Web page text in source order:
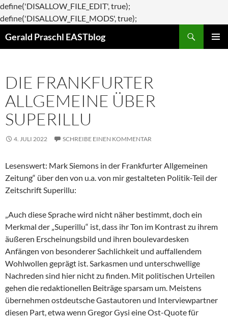
define('DISALLOW_FILE_EDIT', true);
define('DISALLOW_FILE_MODS', true);
Gerald Praschl EASTblog
DIE FRANKFURTER
ALLGEMEINE ÜBER
SUPERILLU
4. JULI 2022 SCHREIBE EINEN KOMMENTAR
Lesenswert: Mark Siemons in der Frankfurter Allgemeinen
Zeitung“ über den von u.a. von mir gestalteten Politik-Teil der
Zeitschrift Superillu:
„Auch diese Sprache wird nicht näher bestimmt, doch ein
Merkmal der „Superillu“ ist, dass ihr Ton im Kontrast zu ihrem
äußeren Erscheinungsbild und ihren boulevardesken
Anfängen von besonderer Sachlichkeit und auffallendem
Wohlwollen geprägt ist. Sarkasmen und unterschwellige
Nachreden sind hier nicht zu finden. Mit politischen Urteilen
gehen die redaktionellen Beiträge sparsam um. Meistens
übernehmen ostdeutsche Gastautoren und Interviewpartner
diesen Part, etwa wenn Gregor Gysi eine Ost-Quote für